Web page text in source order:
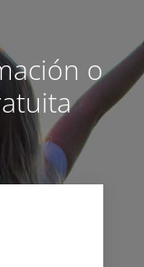
o